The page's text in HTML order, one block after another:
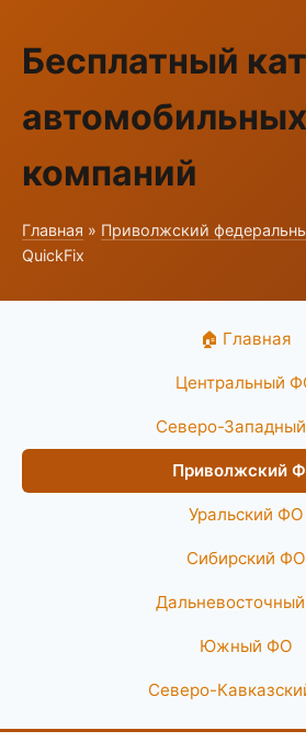
Бесплатный
автомобильных
компаний
Главная » Приволжский
QuickFix
🏠 Главная
Центральный
Северо-
Приволжский
Уральский ФО
Сибирский ФО
Южный ФО
Северо-